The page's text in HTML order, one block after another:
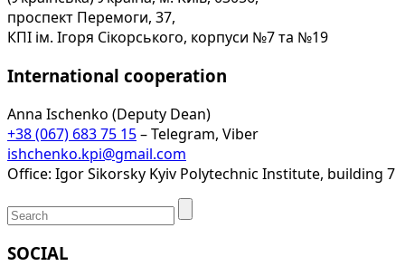
проспект Перемоги, 37,
КПІ ім. Ігоря Сікорського, корпуси №7 та №19
International cooperation
Anna Ischenko (Deputy Dean)
+38 (067) 683 75 15– Telegram, Viber
ishchenko.kpi@gmail.com
Office: Igor Sikorsky Kyiv Polytechnic Institute, building 7
SOCIAL